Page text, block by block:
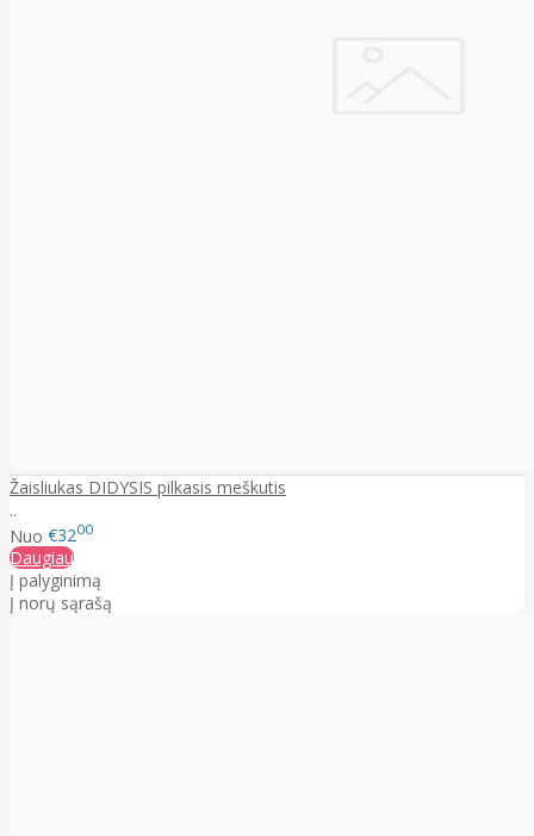
Žaisliukas DIDYSIS pilkasis meškutis
..
Nuo €3200
Daugiau
Į palyginimą
Į norų sąrašą